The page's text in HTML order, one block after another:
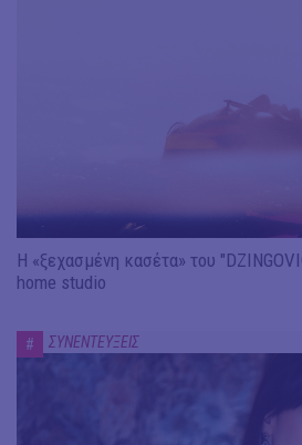
Η «ξεχασμένη κασέτα» του
home studio
# ΣΥΝΕΝΤΕΥΞΕΙΣ